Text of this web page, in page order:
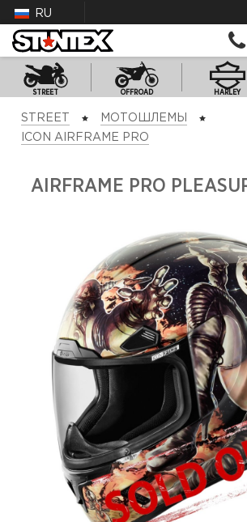
RU
STREET OFFROAD HARLEY
STREET
МОТОШЛЕМЫ
ICON AIRFRAME PRO
AIRFRAME PRO